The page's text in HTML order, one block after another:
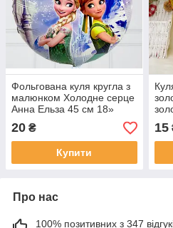
Фольгована куля кругла з
малюнком Холодне серце
Анна Ельза 45 см 18»
20 ₴
Купити
15
Про нас
100% позитивних з 347